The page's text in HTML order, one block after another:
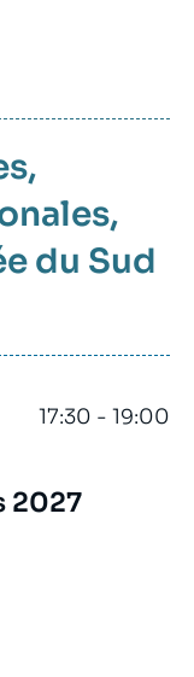
du Sud
17:30 - 19:00
2027